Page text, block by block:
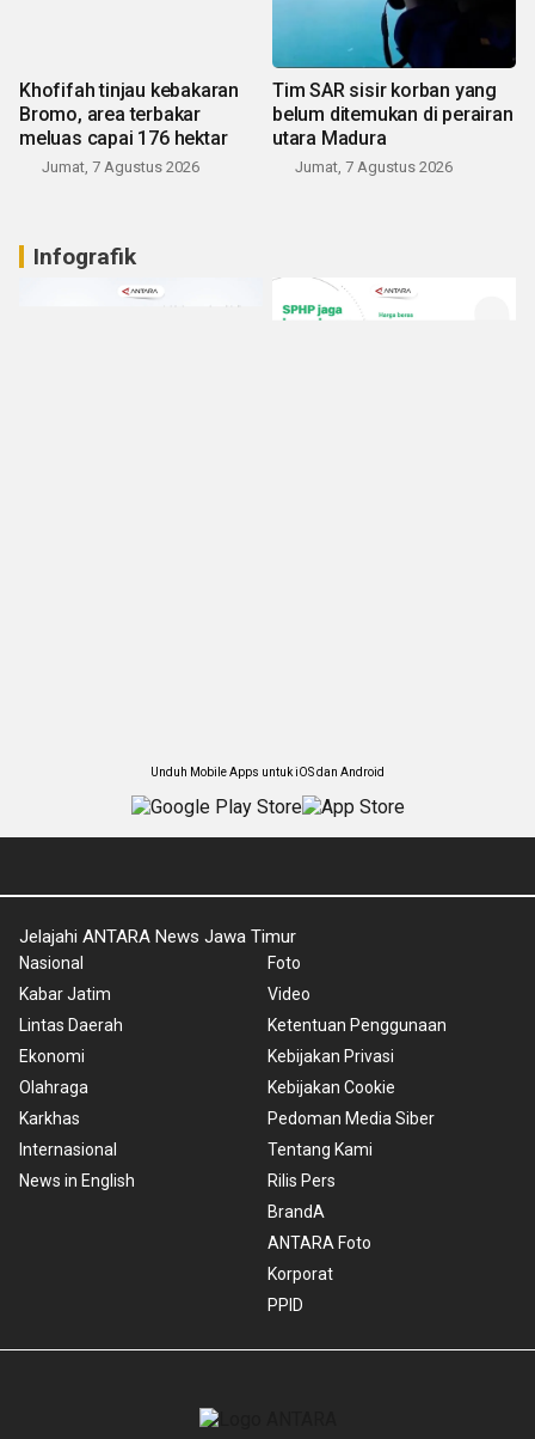
Khofifah tinjau kebakaran
Bromo, area terbakar
meluas capai 176 hektar
Jumat, 7 Agustus 2026
Tim SAR sisir korban yang
belum ditemukan di perairan
utara Madura
Jumat, 7 Agustus 2026
Infografik
Unduh Mobile Apps untuk iOS dan Android
Jelajahi ANTARA News Jawa Timur
Nasional
Kabar Jatim
Lintas Daerah
Ekonomi
Olahraga
Karkhas
Internasional
News in English
Foto
Video
Ketentuan Penggunaan
Kebijakan Privasi
Kebijakan Cookie
Pedoman Media Siber
Tentang Kami
Rilis Pers
BrandA
ANTARA Foto
Korporat
PPID